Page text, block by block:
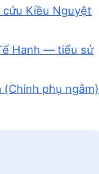
cứu Kiều Nguyệt
Hanh — tiểu sử
phụ ngâm)